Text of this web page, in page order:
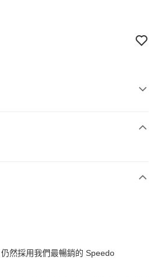
含以上)免運費
然採用我們最暢銷的 Speedo